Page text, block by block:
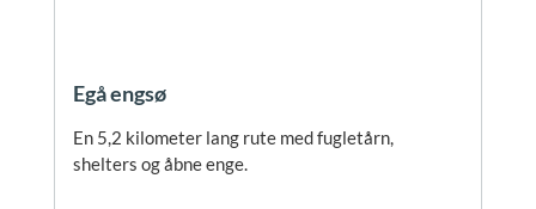
Egå engsø
En 5,2 kilometer lang rute med fugletårn,
shelters og åbne enge.